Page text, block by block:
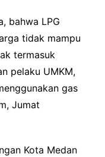
bahwa LPG
tidak mampu
termasuk
pelaku UMKM,
gas
Jumat
Kota Medan